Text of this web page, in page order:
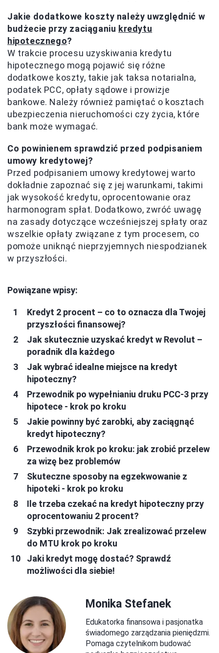
Jakie dodatkowe koszty należy uwzględnić w
budżecie przy zaciąganiu kredytu
hipotecznego?
W trakcie procesu uzyskiwania kredytu
hipotecznego mogą pojawić się różne
dodatkowe koszty, takie jak taksa notarialna,
podatek PCC, opłaty sądowe i prowizje
bankowe. Należy również pamiętać o kosztach
ubezpieczenia nieruchomości czy życia, które
bank może wymagać.
Co powinienem sprawdzić przed podpisaniem
umowy kredytowej?
Przed podpisaniem umowy kredytowej warto
dokładnie zapoznać się z jej warunkami, takimi
jak wysokość kredytu, oprocentowanie oraz
harmonogram spłat. Dodatkowo, zwróć uwagę
na zasady dotyczące wcześniejszej spłaty oraz
wszelkie opłaty związane z tym procesem, co
pomoże uniknąć nieprzyjemnych niespodzianek
w przyszłości.
Powiązane wpisy:
Kredyt 2 procent – co to oznacza dla Twojej
przyszłości finansowej?
Jak skutecznie uzyskać kredyt w Revolut –
poradnik dla każdego
Jak wybrać idealne miejsce na kredyt
hipoteczny?
Przewodnik po wypełnianiu druku PCC-3 przy
hipotece - krok po kroku
Jakie powinny być zarobki, aby zaciągnąć
kredyt hipoteczny?
Przewodnik krok po kroku: jak zrobić przelew
za wizę bez problemów
Skuteczne sposoby na egzekwowanie z
hipoteki - krok po kroku
Ile trzeba czekać na kredyt hipoteczny przy
oprocentowaniu 2 procent?
Szybki przewodnik: Jak zrealizować przelew
do MTU krok po kroku
Jaki kredyt mogę dostać? Sprawdź
możliwości dla siebie!
Monika Stefanek
Edukatorka finansowa i pasjonatka
świadomego zarządzania pieniędzmi.
Pomaga czytelnikom budować